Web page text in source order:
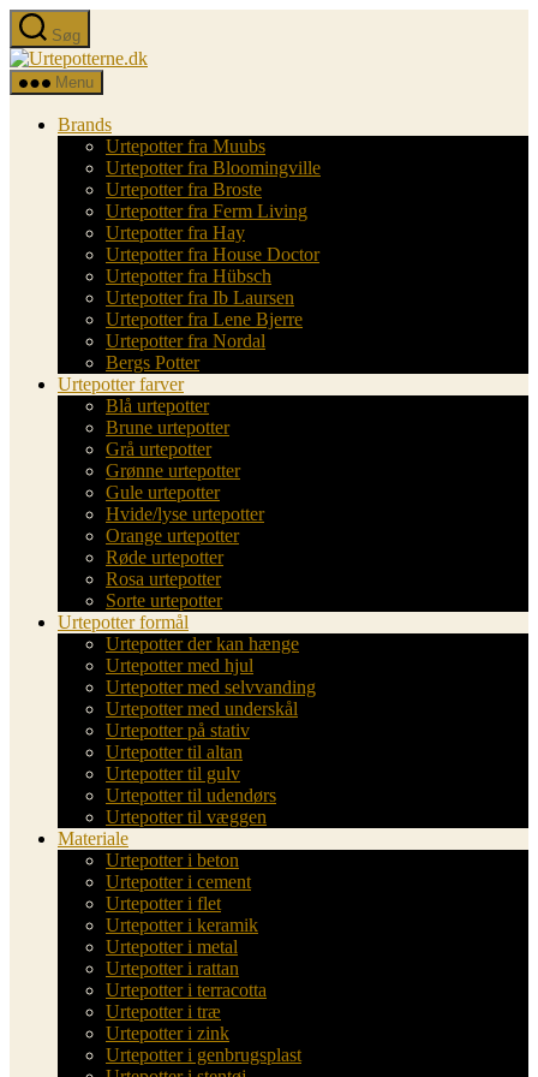
Spring
til
indholdet
Søg
Urtepotterne.dk
Menu
Brands
Urtepotter fra Muubs
Urtepotter fra Bloomingville
Urtepotter fra Broste
Urtepotter fra Ferm Living
Urtepotter fra Hay
Urtepotter fra House Doctor
Urtepotter fra Hübsch
Urtepotter fra Ib Laursen
Urtepotter fra Lene Bjerre
Urtepotter fra Nordal
Bergs Potter
Urtepotter farver
Blå urtepotter
Brune urtepotter
Grå urtepotter
Grønne urtepotter
Gule urtepotter
Hvide/lyse urtepotter
Orange urtepotter
Røde urtepotter
Rosa urtepotter
Sorte urtepotter
Urtepotter formål
Urtepotter der kan hænge
Urtepotter med hjul
Urtepotter med selvvanding
Urtepotter med underskål
Urtepotter på stativ
Urtepotter til altan
Urtepotter til gulv
Urtepotter til udendørs
Urtepotter til væggen
Materiale
Urtepotter i beton
Urtepotter i cement
Urtepotter i flet
Urtepotter i keramik
Urtepotter i metal
Urtepotter i rattan
Urtepotter i terracotta
Urtepotter i træ
Urtepotter i zink
Urtepotter i genbrugsplast